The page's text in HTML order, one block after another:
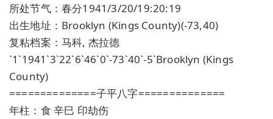
所处节气：春分1941/3/20/19:20:19
出生地址：Brooklyn (Kings County)(-73,40)
复粘档案：马科, 杰拉德
`1`1941`3`22`6`46`0`-73`40`-5`Brooklyn (Kings
County)
==============子平八字==============
年柱：食 辛巳 印劫伤